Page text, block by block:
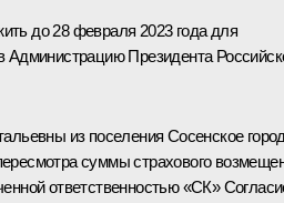
до 28 февраля 2023 года для
Администрацию Президента
из поселения Сосенское
суммы страхового
ответственностью «СК»